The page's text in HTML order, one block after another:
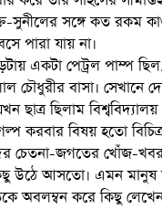
সঙ্গে কত রকম
পারা যায় না।
একটা পেট্রল পাম্প
চৌধুরীর বাসা। সেখানে
ছাত্র ছিলাম
করবার বিষয় হতো
চেতনা-জগতের খোঁজ-
উঠে আসতো। এমন মানুষ
অবলম্বন করে কিছু